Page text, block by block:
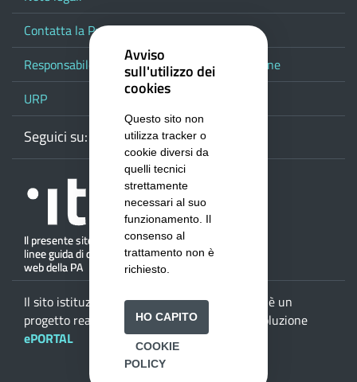
Contatta la Provincia
Responsabile del procedimento di pubblicazione
URP
Seguici su: WebmailFacebook
Youtube
Il sito istituzionale dellaProvincia di Salerno
è un
progetto realizzato daISWEB S.p.A.
con la soluzione
ePORTAL
Avviso
sull'utilizzo dei
cookies
Questo sito non
utilizza tracker o
cookie diversi da
quelli tecnici
strettamente
necessari al suo
funzionamento. Il
consenso al
trattamento non è
richiesto.
HO CAPITO
COOKIE
POLICY